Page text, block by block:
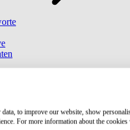
to improve our website, show
For more information about the cookies